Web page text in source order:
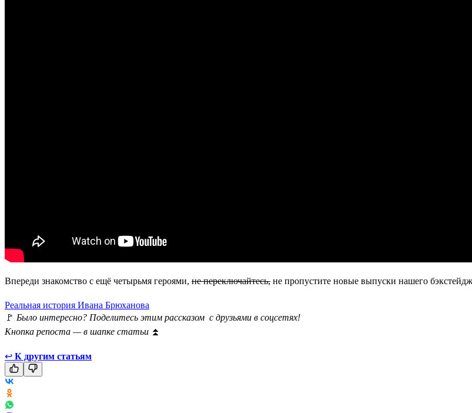
Впереди знакомство с ещё четырьмя героями, не переключайтесь, не пропустите новые выпуски нашего
Реальная история Ивана Брюханова
🚩 Было интересно? Поделитесь этим рассказом с друзьями в соцсетях!
Кнопка репоста — в шапке статьи ⏫
↩ К другим статьям